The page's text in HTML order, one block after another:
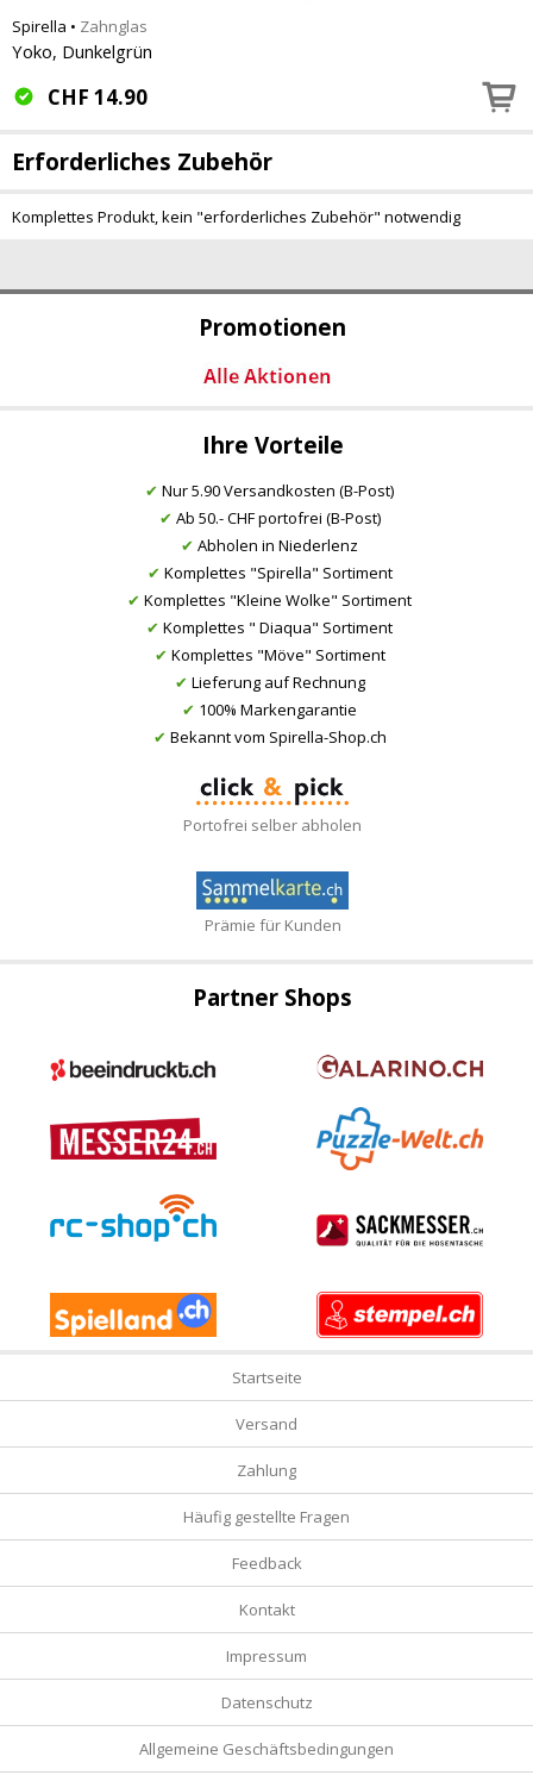
Promotionen
Ihre Vorteile
✔ Nur 5.90 Versandkosten (B-Post)
✔ Ab 50.- CHF portofrei (B-Post)
✔ Abholen in Niederlenz
✔ Komplettes "Spirella" Sortiment
✔ Komplettes "Kleine Wolke" Sortiment
✔ Komplettes " Diaqua" Sortiment
✔ Komplettes "Möve" Sortiment
✔ Lieferung auf Rechnung
✔ 100% Markengarantie
✔ Bekannt vom Spirella-Shop.ch
Portofrei selber abholen
Prämie für Kunden
Spirella • Zahnglas
Yoko, Dunkelgrün
CHF 14.90
Erforderliches Zubehör
Komplettes Produkt, kein "erforderliches Zubehör" notwendig
Partner Shops
Startseite
Versand
Zahlung
Häufig gestellte Fragen
Feedback
Kontakt
Impressum
Datenschutz
Allgemeine Geschäftsbedingungen